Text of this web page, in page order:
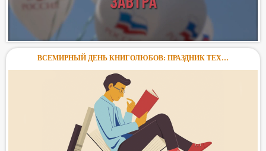
ВСЕМИРНЫЙ ДЕНЬ КНИГОЛЮБОВ: ПРАЗДНИК ТЕХ…